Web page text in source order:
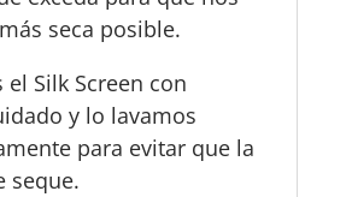
seca posible.
Silk Screen con
y lo lavamos
para evitar que la
seque.